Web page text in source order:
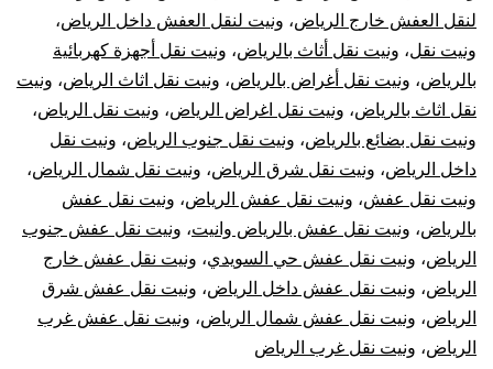
لنقل العفش خارج الرياض، ونيت لنقل العفش داخل الرياض،
ونيت نقل، ونيت نقل أثاث بالرياض، ونيت نقل أجهزة كهربائية
بالرياض، ونيت نقل أغراض بالرياض، ونيت نقل اثاث الرياض، ونيت
نقل اثاث بالرياض، ونيت نقل اغراض الرياض، ونيت نقل الرياض،
ونيت نقل بضائع بالرياض، ونيت نقل جنوب الرياض، ونيت نقل
داخل الرياض، ونيت نقل شرق الرياض، ونيت نقل شمال الرياض،
ونيت نقل عفش، ونيت نقل عفش الرياض، ونيت نقل عفش
بالرياض، ونيت نقل عفش بالرياض وانيت، ونيت نقل عفش جنوب
الرياض، ونيت نقل عفش حي السويدي، ونيت نقل عفش خارج
الرياض، ونيت نقل عفش داخل الرياض، ونيت نقل عفش شرق
الرياض، ونيت نقل عفش شمال الرياض، ونيت نقل عفش غرب
الرياض، ونيت نقل غرب الرياض